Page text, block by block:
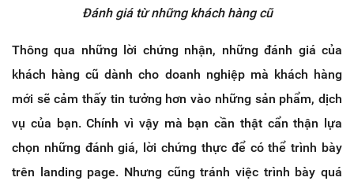
Đánh giá từ những khách hàng cũ
Thông qua những lời chứng nhận, những đánh giá của
khách hàng cũ dành cho doanh nghiệp mà khách hàng
mới sẽ cảm thấy tin tưởng hơn vào những sản phẩm, dịch
vụ của bạn. Chính vì vậy mà bạn cần thật cẩn thận lựa
chọn những đánh giá, lời chứng thực để có thể trình bày
trên landing page. Nhưng cũng tránh việc trình bày quá